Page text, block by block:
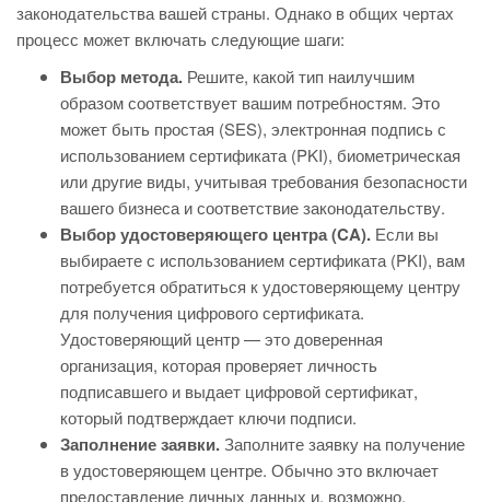
законодательства вашей страны. Однако в общих чертах
процесс может включать следующие шаги:
Выбор метода. Решите, какой тип наилучшим
образом соответствует вашим потребностям. Это
может быть простая (SES), электронная подпись с
использованием сертификата (PKI), биометрическая
или другие виды, учитывая требования безопасности
вашего бизнеса и соответствие законодательству.
Выбор удостоверяющего центра (CA). Если вы
выбираете с использованием сертификата (PKI), вам
потребуется обратиться к удостоверяющему центру
для получения цифрового сертификата.
Удостоверяющий центр — это доверенная
организация, которая проверяет личность
подписавшего и выдает цифровой сертификат,
который подтверждает ключи подписи.
Заполнение заявки.Заполните заявку на получение
в удостоверяющем центре. Обычно это включает
предоставление личных данных и, возможно,